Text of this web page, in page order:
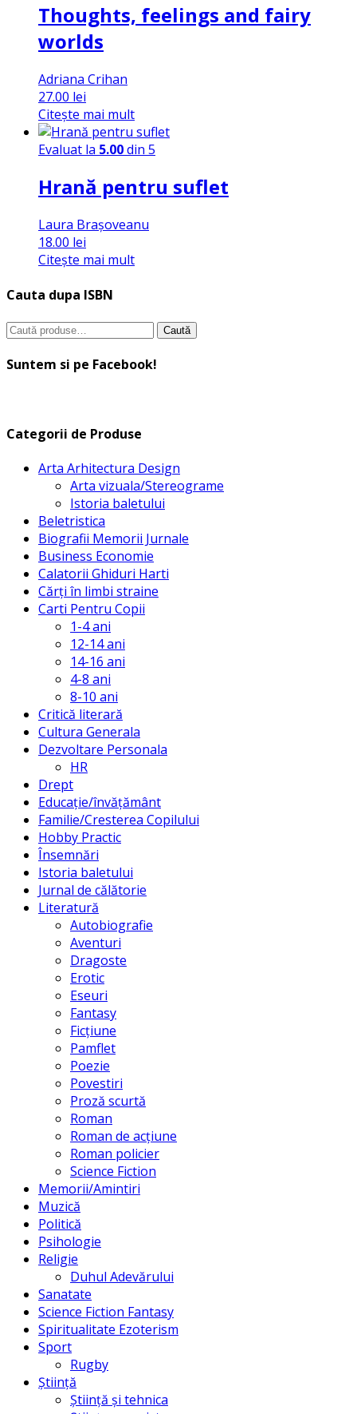
Thoughts, feelings and fairy
worlds
Adriana Crihan
27.00 lei
Citește mai mult
Evaluat la 5.00din 5
Hrană pentru suflet
Laura Brașoveanu
18.00 lei
Citește mai mult
Cauta dupa ISBN
Caută
Caută
Suntem si pe Facebook!
Categorii de Produse
Arta Arhitectura Design
Arta vizuala/Stereograme
Istoria baletului
Beletristica
Biografii Memorii Jurnale
Business Economie
Calatorii Ghiduri Harti
Cărți în limbi straine
Carti Pentru Copii
1-4 ani
12-14 ani
14-16 ani
4-8 ani
8-10 ani
Critică literară
Cultura Generala
Dezvoltare Personala
HR
Drept
Educație/învățământ
Familie/Cresterea Copilului
Hobby Practic
Însemnări
Istoria baletului
Jurnal de călătorie
Literatură
Autobiografie
Aventuri
Dragoste
Erotic
Eseuri
Fantasy
Ficțiune
Pamflet
Poezie
Povestiri
Proză scurtă
Roman
Roman de acțiune
Roman policier
Science Fiction
Memorii/Amintiri
Muzică
Politică
Psihologie
Religie
Duhul Adevărului
Sanatate
Science Fiction Fantasy
Spiritualitate Ezoterism
Sport
Rugby
Știință
Știință și tehnica